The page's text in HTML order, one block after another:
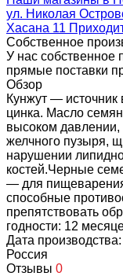
ул. Николая
Хасана 11
Собственное
У нас собственное
прямые поставки
Обзор
Кунжут —
цинка. Масло
высоком давлении,
желчного пузыря,
нарушении
костей.Черные
— для
способные
препятствовать
годности: 12
Дата
Россия
Отзывы 0